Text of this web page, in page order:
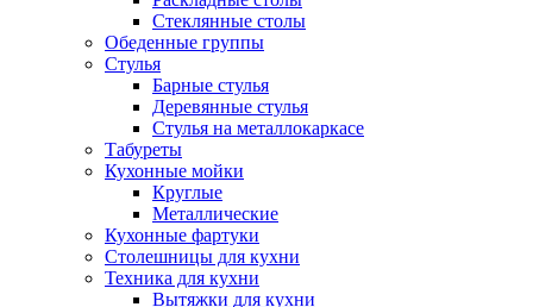
Стеклянные столы
Обеденные группы
Стулья
Барные стулья
Деревянные стулья
Стулья на металлокаркасе
Табуреты
Кухонные мойки
Круглые
Металлические
Кухонные фартуки
Столешницы для кухни
Техника для кухни
Вытяжки для кухни